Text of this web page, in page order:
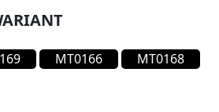
MT0166 MT0168